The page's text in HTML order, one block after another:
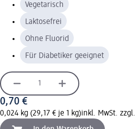
Vegetarisch
Laktosefrei
Ohne Fluorid
Für Diabetiker geeignet
0,70 €
0,024 kg (29,17 € je 1 kg)inkl. MwSt. zzgl.